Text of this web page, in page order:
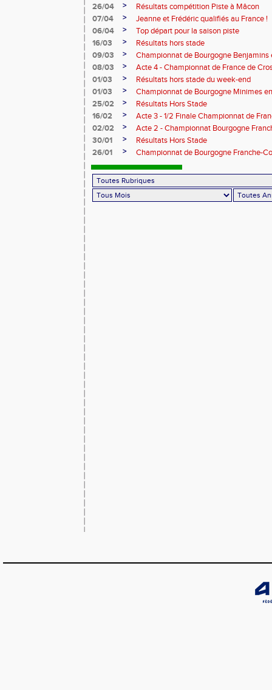
26/04
>
Résultats compétition Piste à Mâcon
07/04
>
Jeanne et Frédéric qualifiés au France !
06/04
>
Top départ pour la saison piste
16/03
>
Résultats hors stade
09/03
>
Championnat de Bourgogne Benjamins
08/03
>
Acte 4 - Championnat de France de
01/03
>
Résultats hors stade du week-end
01/03
>
Championnat de Bourgogne Minimes
25/02
>
Résultats Hors Stade
16/02
>
Acte 3 - 1/2 Finale Championnat de
02/02
>
Acte 2 - Championnat Bourgogne
30/01
>
Résultats Hors Stade
26/01
> Championnat de Bourgogne Franche-